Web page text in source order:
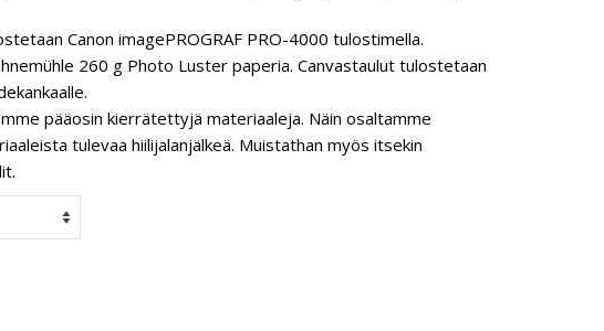
Canon imagePROGRAF PRO-4000 tulostimella.
260 g Photo Luster paperia. Canvastaulut tulostetaan
pääosin kierrätettyjä materiaaleja. Näin osaltamme
tulevaa hiilijalanjälkeä. Muistathan myös itsekin